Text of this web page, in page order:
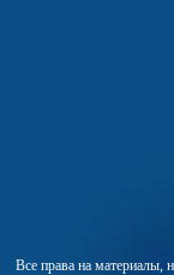
Все права на материалы,